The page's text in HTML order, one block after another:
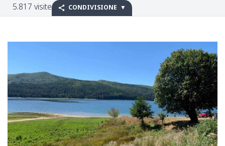
5.817 visite CONDIVISIONE